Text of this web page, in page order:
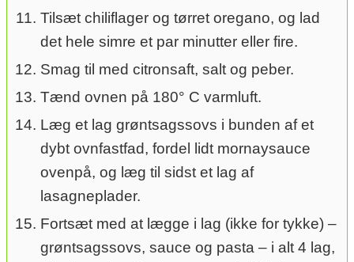
Tilsæt chiliflager og tørret oregano, og lad
det hele simre et par minutter eller fire.
Smag til med citronsaft, salt og peber.
Tænd ovnen på 180° C varmluft.
Læg et lag grøntsagssovs i bunden af et
dybt ovnfastfad, fordel lidt mornaysauce
ovenpå, og læg til sidst et lag af
lasagneplader.
Fortsæt med at lægge i lag (ikke for tykke) –
grøntsagssovs, sauce og pasta – i alt 4 lag,